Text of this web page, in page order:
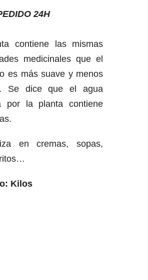
24H
contiene las mismas
medicinales que el
es más suave y menos
Se dice que el agua
por la planta contiene
en cremas, sopas,
Kilos